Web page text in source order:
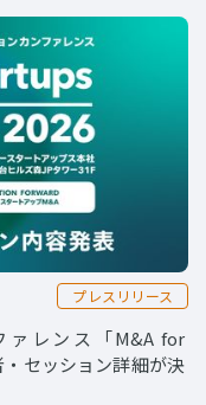
プレスリリース
ァレンス「M&A for
セッション詳細が決